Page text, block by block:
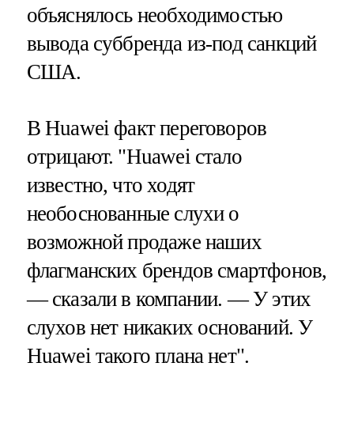
объяснялось необходимостью
вывода суббренда из-под санкций
США.
В Huawei факт переговоров
отрицают. "Huawei стало
известно, что ходят
необоснованные слухи о
возможной продаже наших
флагманских брендов смартфонов,
— сказали в компании. — У этих
слухов нет никаких оснований. У
Huawei такого плана нет".